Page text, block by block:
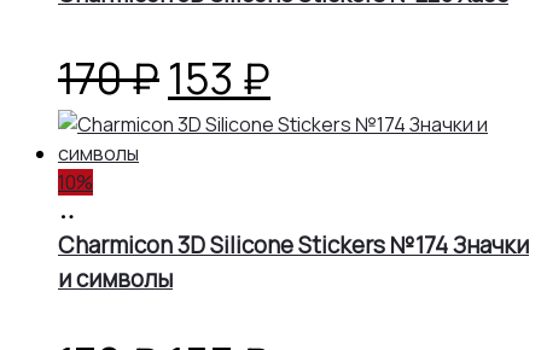
170 ₽.
170₽Первоначальная
цена
170 ₽.
153 ₽
цена:
10%
корзину
Charmicon 3D Silicone Stickers №174 Значки
и символы